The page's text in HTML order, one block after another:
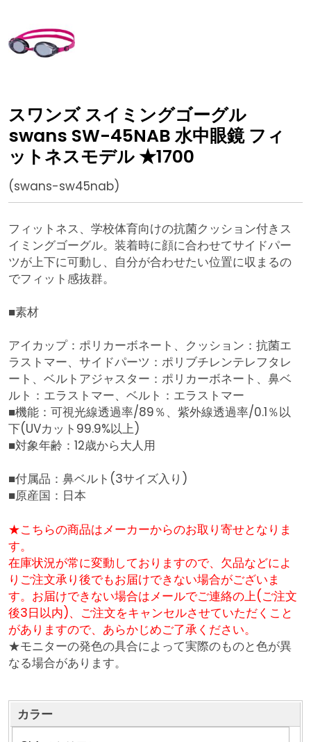
スワンズ スイミングゴーグル
swans SW-45NAB 水中眼鏡 フィ
ットネスモデル ★1700
(swans-sw45nab)
フィットネス、学校体育向けの抗菌クッション付きス
イミングゴーグル。装着時に顔に合わせてサイドパー
ツが上下に可動し、自分が合わせたい位置に収まるの
でフィット感抜群。
■素材
アイカップ：ポリカーボネート、クッション：抗菌エ
ラストマー、サイドパーツ：ポリブチレンテレフタレ
ート、ベルトアジャスター：ポリカーボネート、鼻ベ
ルト：エラストマー、ベルト：エラストマー
■機能：可視光線透過率/89％、紫外線透過率/0.1％以
下(UVカット99.9%以上)
■対象年齢：12歳から大人用
■付属品：鼻ベルト(3サイズ入り)
■原産国：日本
★こちらの商品はメーカーからのお取り寄せとなりま
す。
在庫状況が常に変動しておりますので、欠品などによ
りご注文承り後でもお届けできない場合がございま
す。お届けできない場合はメールでご連絡の上(ご注文
後3日以内)、ご注文をキャンセルさせていただくこと
がありますので、あらかじめご了承ください。
★モニターの発色の具合によって実際のものと色が異
なる場合があります。
カラー